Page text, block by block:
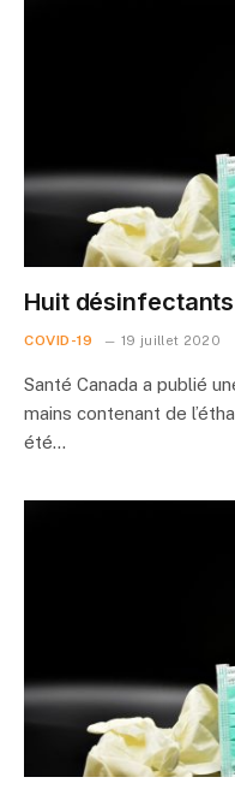
Huit
COVID-19 19 juillet 2020
Santé Canada a publié
mains contenant de
été…